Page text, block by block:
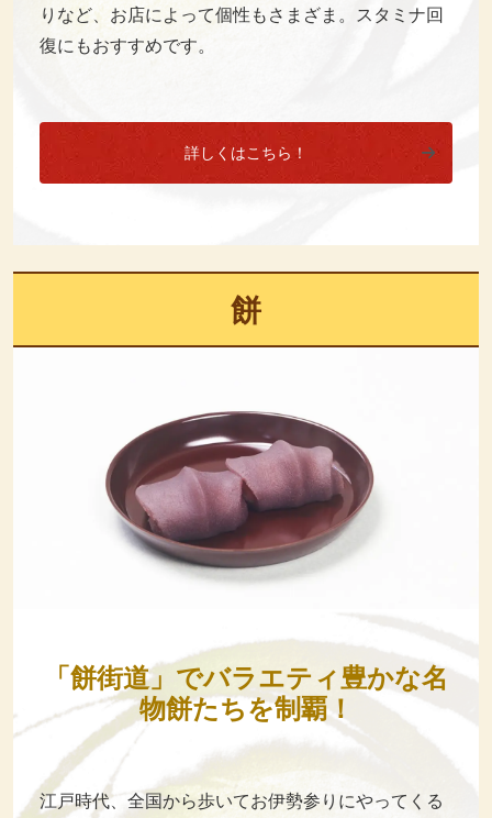
りなど、お店によって個性もさまざま。スタミナ回
復にもおすすめです。
詳しくはこちら！
餅
「餅街道」でバラエティ豊かな名
物餅たちを制覇！
江戸時代、全国から歩いてお伊勢参りにやってくる